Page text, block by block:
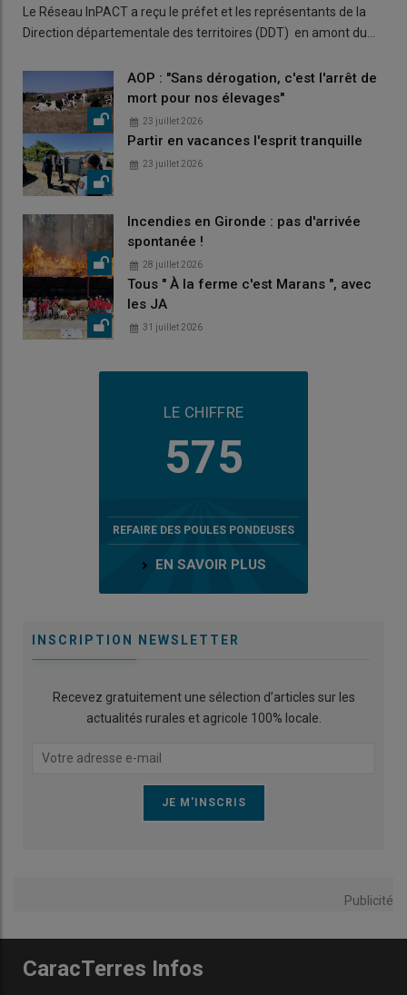
Le Réseau InPACT a reçu le préfet et les représentants de la
Direction départementale des territoires (DDT) en amont du…
AOP : "Sans dérogation, c'est l'arrêt de
mort pour nos élevages"
23 juillet 2026
Partir en vacances l'esprit tranquille
23 juillet 2026
Incendies en Gironde : pas d'arrivée
spontanée !
28 juillet 2026
Tous " À la ferme c'est Marans ", avec
les JA
31 juillet 2026
LE CHIFFRE
575
REFAIRE DES POULES PONDEUSES
EN SAVOIR PLUS
INSCRIPTION NEWSLETTER
Recevez gratuitement une sélection d’articles sur les
actualités rurales et agricole 100% locale.
Publicité
CaracTerres Infos